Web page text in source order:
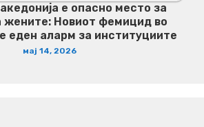
е опасно место за
Новиот фемицид во
еден аларм за институциите
мај 14, 2026